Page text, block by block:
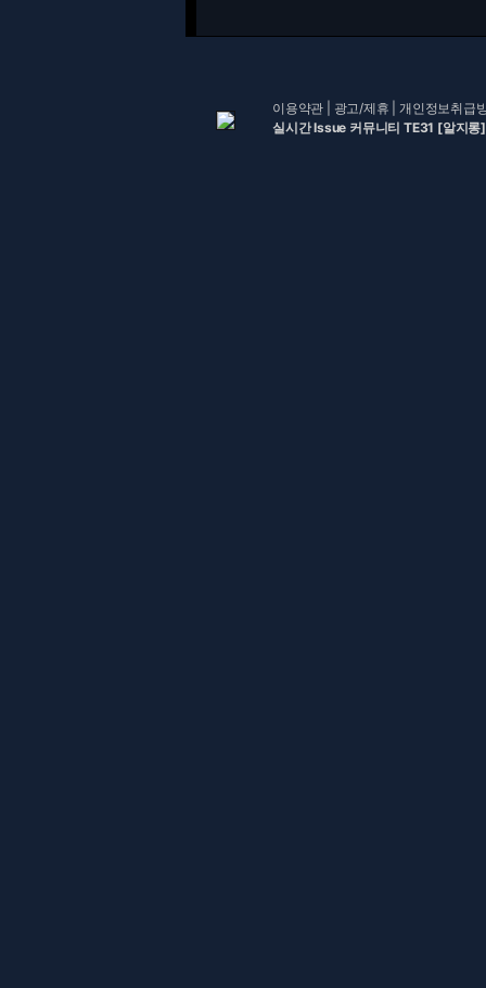
이용약관 광고/제휴 |개인정보취급
실시간 Issue 커뮤니티 TE31 [알지